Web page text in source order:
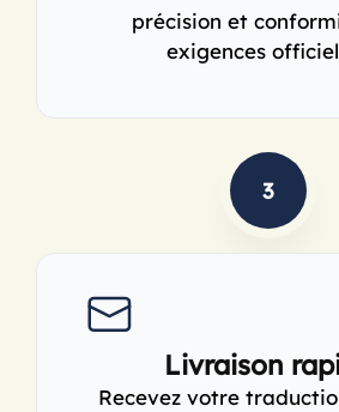
précision et
exigences
3
Livraison
Recevez votre